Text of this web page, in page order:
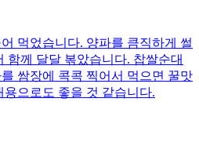
먹었습니다. 양파를 큼직하게 썰
함께 달달 볶았습니다. 찹쌀순대
쌈장에 콕콕 찍어서 먹으면 꿀맛
으로도 좋을 것 같습니다.